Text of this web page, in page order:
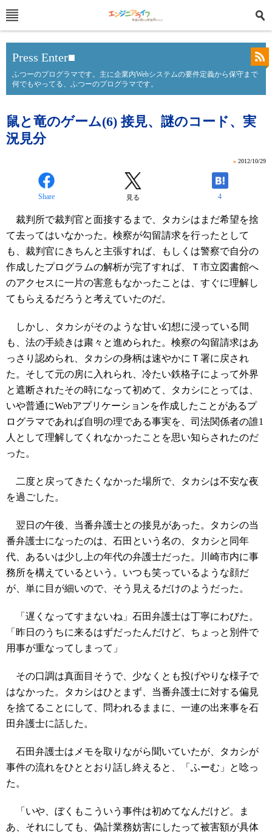
Press Enter■
ふつーのプログラマです。主に企業内Webシステムの要件定義から保守まで
何でもやってる、ふつーのプログラマです。
鼠と竜のゲーム(6) 接見、謎のコード、実
況見分
» 2012/10/29
Share 見る 4
裁判所で裁判官と面接するまで、タカシはまだ希望を捨
て去ってはいなかった。検察が勾留請求を行ったとして
も、裁判官にきちんと主張すれば、もしくは警察で自分の
作成したプログラムの解析が完了すれば、Ｔ市立図書館へ
のアクセスに一片の害意もなかったことは、すぐに理解し
てもらえるだろうと考えていたのだ。
しかし、タカシがそのような甘い幻想に浸っている間
も、法の手続きは粛々と進められた。検察の勾留請求はあ
っさり認められ、タカシの身柄は速やかにＴ署に戻され
た。そして元の房に入れられ、冷たい鉄格子によって外界
と遮断されたその時になって初めて、タカシにとっては、
いや普通にWebアプリケーションを作成したことがあるプ
ログラマであれば自明の理である事実を、司法関係者の誰1
人として理解してくれなかったことを思い知らされたのだ
った。
二度と戻ってきたくなかった場所で、タカシは不安な夜
を過ごした。
翌日の午後、当番弁護士との接見があった。タカシの当
番弁護士になったのは、石田という名の、タカシと同年
代、あるいは少し上の年代の弁護士だった。川崎市内に事
務所を構えているという。いつも笑っているような顔だ
が、単に目が細いので、そう見えるだけのようだった。
「遅くなってすまないね」石田弁護士は丁寧にわびた。
「昨日のうちに来るはずだったんだけど、ちょっと別件で
用事が重なってしまって」
その口調は真面目そうで、少なくとも投げやりな様子で
はなかった。タカシはひとまず、当番弁護士に対する偏見
を捨てることにして、問われるままに、一連の出来事を石
田弁護士に話した。
石田弁護士はメモを取りながら聞いていたが、タカシが
事件の流れをひととおり話し終えると、「ふーむ」と唸っ
た。
「いや、ぼくもこういう事件は初めてなんだけど。ま
あ、それにしても、偽計業務妨害にしたって被害額が具体